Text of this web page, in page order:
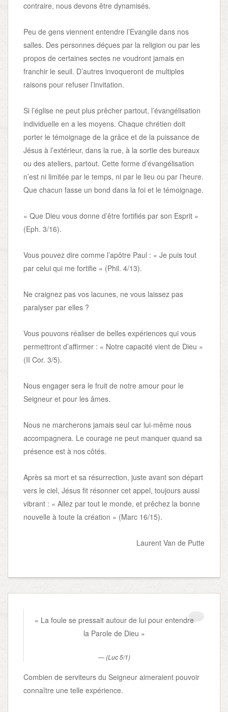
contraire, nous devons être dynamisés.
Peu de gens viennent entendre l’Evangile dans nos
salles. Des personnes déçues par la religion ou par les
propos de certaines sectes ne voudront jamais en
franchir le seuil. D’autres invoqueront de multiples
raisons pour refuser l’invitation.
Si l’église ne peut plus prêcher partout, l’évangélisation
individuelle en a les moyens. Chaque chrétien doit
porter le témoignage de la grâce et de la puissance de
Jésus à l’extérieur, dans la rue, à la sortie des bureaux
ou des ateliers, partout. Cette forme d’évangélisation
n’est ni limitée par le temps, ni par le lieu ou par l’heure.
Que chacun fasse un bond dans la foi et le témoignage.
« Que Dieu vous donne d’être fortifiés par son Esprit »
(Eph. 3/16).
Vous pouvez dire comme l’apôtre Paul : « Je puis tout
par celui qui me fortifie » (Phil. 4/13).
Ne craignez pas vos lacunes, ne vous laissez pas
paralyser par elles ?
Vous pouvons réaliser de belles expériences qui vous
permettront d’affirmer : « Notre capacité vient de Dieu »
(II Cor. 3/5).
Nous engager sera le fruit de notre amour pour le
Seigneur et pour les âmes.
Nous ne marcherons jamais seul car lui-même nous
accompagnera. Le courage ne peut manquer quand sa
présence est à nos côtés.
Après sa mort et sa résurrection, juste avant son départ
vers le ciel, Jésus fit résonner cet appel, toujours aussi
vibrant : « Allez par tout le monde, et prêchez la bonne
nouvelle à toute la création » (Marc 16/15).
Laurent Van de Putte
« La foule se pressait autour de lui pour entendre
la Parole de Dieu »
(Luc 5/1)
Combien de serviteurs du Seigneur aimeraient pouvoir
connaître une telle expérience.